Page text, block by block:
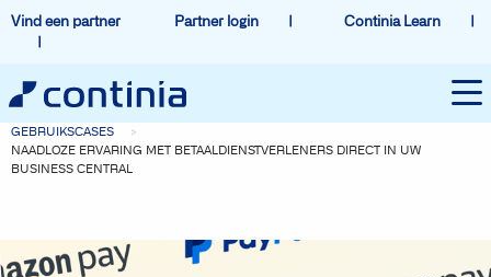
Vind een partner Partner login Continia Learn
GEBRUIKSCASES
NAADLOZE ERVARING MET BETAALDIENSTVERLENERS DIRECT IN UW
BUSINESS CENTRAL